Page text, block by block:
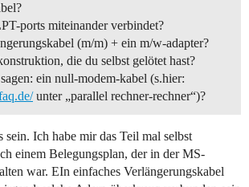
ports miteinander verbindet?
(m/m) + ein m/w-adapter?
die du selbst gelötet hast?
ein null-modem-kabel (s.hier:
unter „parallel rechner-rechner“)?
sein. Ich habe mir das Teil mal selbst
einem Belegungsplan, der in der MS-
war. EIn einfaches Verlängerungskabel